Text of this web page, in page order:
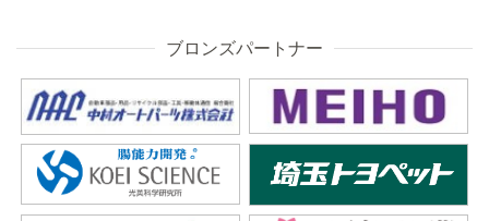
ブロンズパートナー